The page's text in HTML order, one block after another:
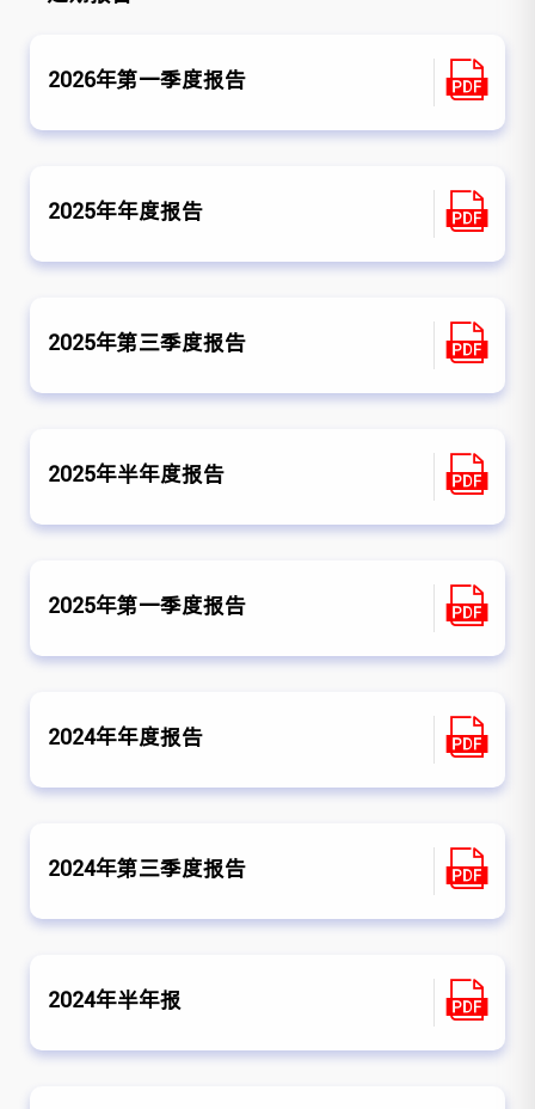
2026年第一季度报告
2025年年度报告
2025年第三季度报告
2025年半年度报告
2025年第一季度报告
2024年年度报告
2024年第三季度报告
2024年半年报